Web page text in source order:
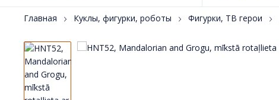
Главная Куклы, фигурки, роботы Фигурки, ТВ герои